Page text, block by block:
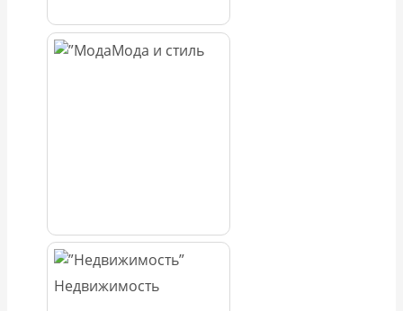
Мода и стиль
Недвижимость